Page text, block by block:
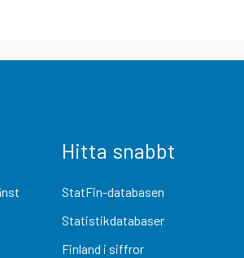
Hitta snabbt
StatFin-databasen
Statistikdatabaser
Finland i siffror